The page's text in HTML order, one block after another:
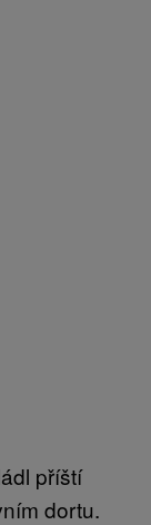
příští
dortu.